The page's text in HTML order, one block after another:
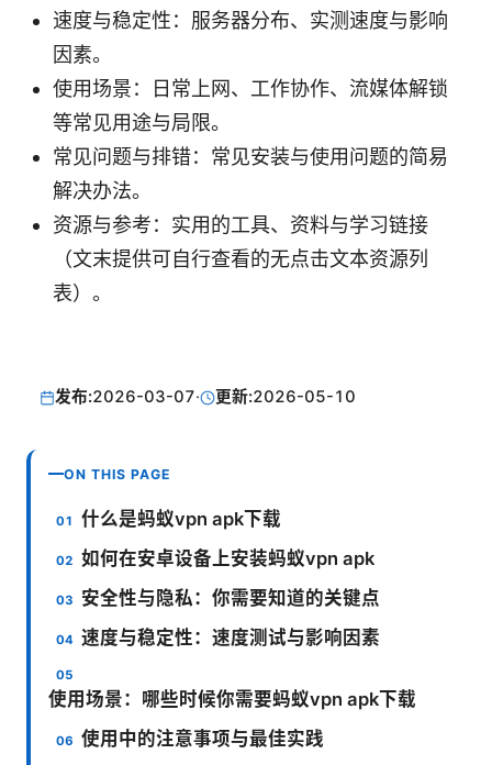
速度与稳定性：服务器分布、实测速度与影响
因素。
使用场景：日常上网、工作协作、流媒体解锁
等常见用途与局限。
常见问题与排错：常见安装与使用问题的简易
解决办法。
资源与参考：实用的工具、资料与学习链接
（文末提供可自行查看的无点击文本资源列
表）。
发布:2026-03-07· 更新:2026-05-10
ON THIS PAGE
什么是蚂蚁vpn apk下载
如何在安卓设备上安装蚂蚁vpn apk
安全性与隐私：你需要知道的关键点
速度与稳定性：速度测试与影响因素
使用场景：哪些时候你需要蚂蚁vpn apk下载
使用中的注意事项与最佳实践